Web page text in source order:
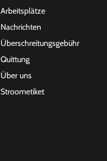
Arbeitsplätze
Nachrichten
Überschreitungsgebühr
Quittung
Über uns
Stroometiket